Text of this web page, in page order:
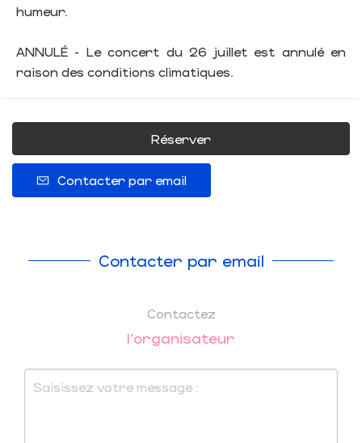
humeur.
ANNULÉ - Le concert du 26 juillet est annulé en
raison des conditions climatiques.
Réserver
Contacter par email
Contacter par email
Contactez
l'organisateur